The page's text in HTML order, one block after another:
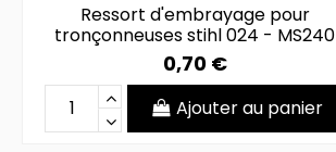
Ressort d'embrayage pour
tronçonneuses stihl 024 - MS240
0,70 €
Ajouter au panier